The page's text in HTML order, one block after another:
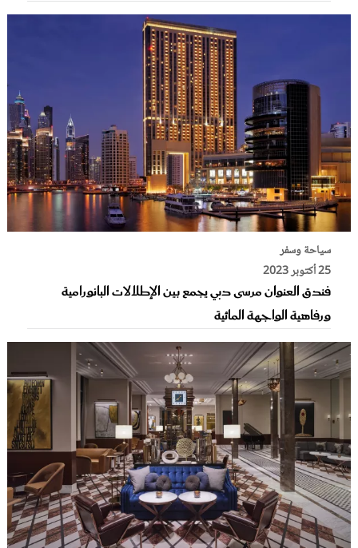
سياحة وسفر
25 أكتوبر 2023
فندق العنوان مرسى دبي يجمع بين الإطلالات البانورامية
ورفاهية الواجهة المائية